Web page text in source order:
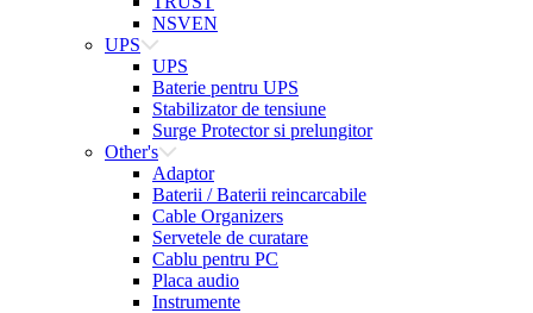
NSVEN
UPS
UPS
Baterie pentru UPS
Stabilizator de tensiune
Surge Protector si prelungitor
Other's
Adaptor
Baterii / Baterii reincarcabile
Cable Organizers
Servetele de curatare
Cablu pentru PC
Placa audio
Instrumente